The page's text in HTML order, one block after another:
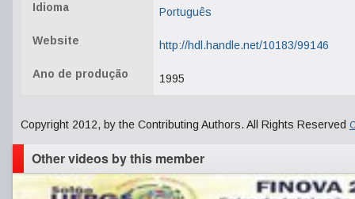
Idioma Português
Website http://hdl.handle.net/10183/99146
Ano de produção 1995
Copyright 2012, by the Contributing Authors. All Rights Reserved
Other videos by this member